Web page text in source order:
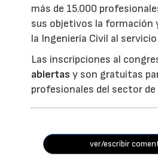
más de 15.000
sus objetivos la formación
la Ingeniería Civil al
Las inscripciones al
abiertas y son gratuitas
profesionales del sector
ver/escribir